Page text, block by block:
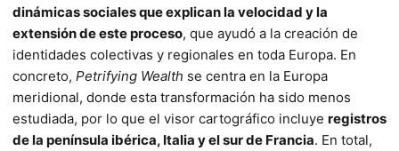
dinámicas sociales que explican la velocidad y la
extensión de este proceso, que ayudó a la creación de
identidades colectivas y regionales en toda Europa. En
concreto, Petrifying Wealth se centra en la Europa
meridional, donde esta transformación ha sido menos
estudiada, por lo que el visor cartográfico incluye registros
de la península ibérica, Italia y el sur de Francia. En total,